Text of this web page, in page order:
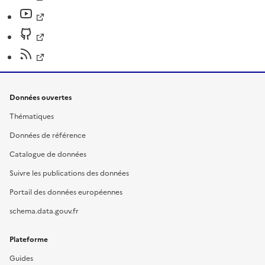
Données ouvertes
Thématiques
Données de référence
Catalogue de données
Suivre les publications des données
Portail des données européennes
schema.data.gouv.fr
Plateforme
Guides